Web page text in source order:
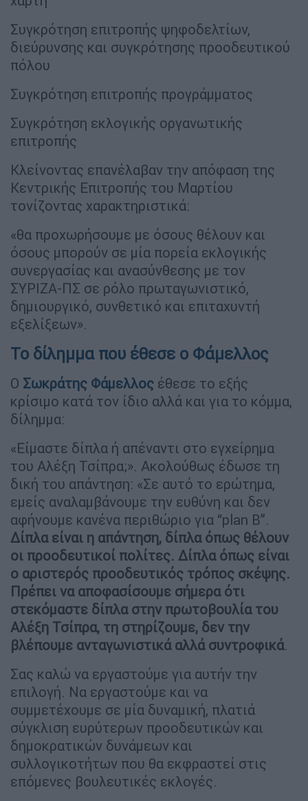
Συγκρότηση επιτροπής ψηφοδελτίων,
διεύρυνσης και συγκρότησης προοδευτικού
πόλου
Συγκρότηση επιτροπής προγράμματος
Συγκρότηση εκλογικής οργανωτικής
επιτροπής
Κλείνοντας επανέλαβαν την απόφαση της
Κεντρικής Επιτροπής του Μαρτίου
τονίζοντας χαρακτηριστικά:
«θα προχωρήσουμε με όσους θέλουν και
όσους μπορούν σε μία πορεία εκλογικής
συνεργασίας και ανασύνθεσης με τον
ΣΥΡΙΖΑ-ΠΣ σε ρόλο πρωταγωνιστικό,
δημιουργικό, συνθετικό και επιταχυντή
εξελίξεων».
Το δίλημμα που έθεσε ο Φάμελλος
Ο Σωκράτης Φάμελλος έθεσε το εξής
κρίσιμο κατά τον ίδιο αλλά και για το κόμμα,
δίλημμα:
«Είμαστε δίπλα ή απέναντι στο εγχείρημα
του Αλέξη Τσίπρα;». Ακολούθως έδωσε τη
δική του απάντηση: «Σε αυτό το ερώτημα,
εμείς αναλαμβάνουμε την ευθύνη και δεν
αφήνουμε κανένα περιθώριο για “plan B”.
Δίπλα είναι η απάντηση, δίπλα όπως θέλουν
οι προοδευτικοί πολίτες. Δίπλα όπως είναι
ο αριστερός προοδευτικός τρόπος σκέψης.
Πρέπει να αποφασίσουμε σήμερα ότι
στεκόμαστε δίπλα στην πρωτοβουλία του
Αλέξη Τσίπρα, τη στηρίζουμε, δεν την
βλέπουμε ανταγωνιστικά αλλά συντροφικά.
Σας καλώ να εργαστούμε για αυτήν την
επιλογή. Να εργαστούμε και να
συμμετέχουμε σε μία δυναμική, πλατιά
σύγκλιση ευρύτερων προοδευτικών και
δημοκρατικών δυνάμεων και
συλλογικοτήτων που θα εκφραστεί στις
επόμενες βουλευτικές εκλογές.